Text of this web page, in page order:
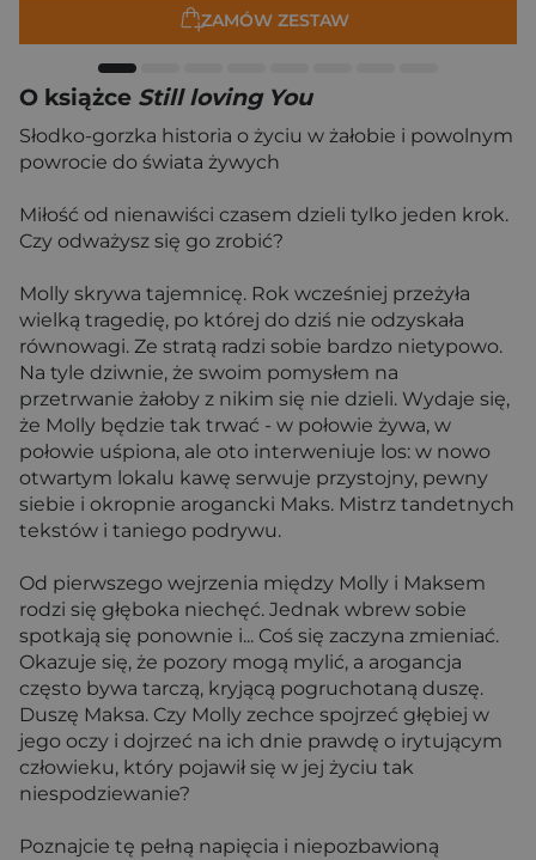
ZAMÓW ZESTAW
O książce Still loving You
Słodko-gorzka historia o życiu w żałobie i powolnym
powrocie do świata żywych
Miłość od nienawiści czasem dzieli tylko jeden krok.
Czy odważysz się go zrobić?
Molly skrywa tajemnicę. Rok wcześniej przeżyła
wielką tragedię, po której do dziś nie odzyskała
równowagi. Ze stratą radzi sobie bardzo nietypowo.
Na tyle dziwnie, że swoim pomysłem na
przetrwanie żałoby z nikim się nie dzieli. Wydaje się,
że Molly będzie tak trwać - w połowie żywa, w
połowie uśpiona, ale oto interweniuje los: w nowo
otwartym lokalu kawę serwuje przystojny, pewny
siebie i okropnie arogancki Maks. Mistrz tandetnych
tekstów i taniego podrywu.
Od pierwszego wejrzenia między Molly i Maksem
rodzi się głęboka niechęć. Jednak wbrew sobie
spotkają się ponownie i... Coś się zaczyna zmieniać.
Okazuje się, że pozory mogą mylić, a arogancja
często bywa tarczą, kryjącą pogruchotaną duszę.
Duszę Maksa. Czy Molly zechce spojrzeć głębiej w
jego oczy i dojrzeć na ich dnie prawdę o irytującym
człowieku, który pojawił się w jej życiu tak
niespodziewanie?
Poznajcie tę pełną napięcia i niepozbawioną